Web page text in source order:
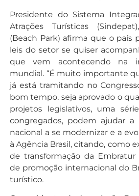
Presidente do Sistema
Atrações Turísticas
(Beach Park) afirma que o país
leis do setor se quiser
que vem acontecendo na
mundial. “É muito importante
já está tramitando no
bom tempo, seja aprovado o
projetos legislativos, uma
congregados, podem ajudar a
nacional a se modernizar e a
à Agência Brasil, citando, como
de transformação da
de promoção internacional do
turístico.